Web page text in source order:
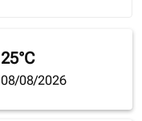
25°C
08/08/2026